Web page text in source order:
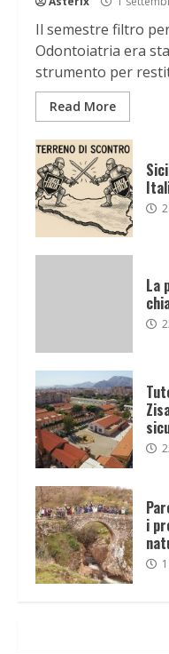
Il semestre filtro
Odontoiatria era
strumento per
Read More
La
i